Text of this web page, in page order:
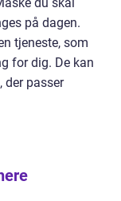
på dagen.
tjeneste, som
for dig. De kan
der passer